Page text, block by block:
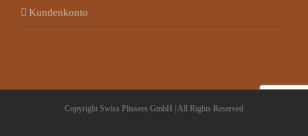
Kundenkonto
Copyright Swiss Plissees GmbH | All Rights Reserved